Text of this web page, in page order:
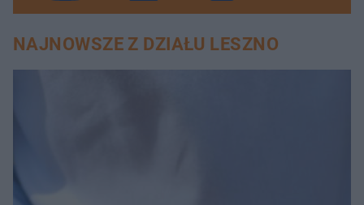
NAJNOWSZE Z DZIAŁU LESZNO